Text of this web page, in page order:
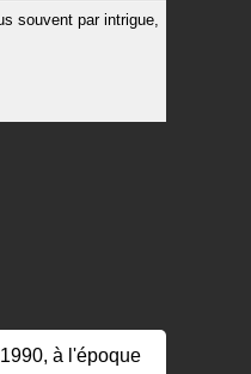
souvent par intrigue,
à l'époque